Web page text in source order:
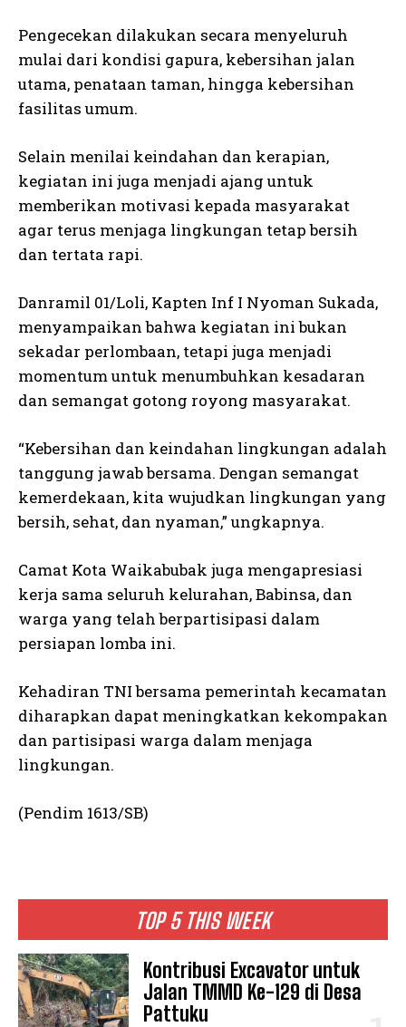
TOP 5 THIS WEEK
Kontribusi Excavator untuk
Jalan TMMD Ke-129 di Desa
Pattuku
Pengecekan dilakukan secara menyeluruh
mulai dari kondisi gapura, kebersihan jalan
utama, penataan taman, hingga kebersihan
fasilitas umum.
Selain menilai keindahan dan kerapian,
kegiatan ini juga menjadi ajang untuk
memberikan motivasi kepada masyarakat
agar terus menjaga lingkungan tetap bersih
dan tertata rapi.
Danramil 01/Loli, Kapten Inf I Nyoman Sukada,
menyampaikan bahwa kegiatan ini bukan
sekadar perlombaan, tetapi juga menjadi
momentum untuk menumbuhkan kesadaran
dan semangat gotong royong masyarakat.
“Kebersihan dan keindahan lingkungan adalah
tanggung jawab bersama. Dengan semangat
kemerdekaan, kita wujudkan lingkungan yang
bersih, sehat, dan nyaman,” ungkapnya.
Camat Kota Waikabubak juga mengapresiasi
kerja sama seluruh kelurahan, Babinsa, dan
warga yang telah berpartisipasi dalam
persiapan lomba ini.
Kehadiran TNI bersama pemerintah kecamatan
diharapkan dapat meningkatkan kekompakan
dan partisipasi warga dalam menjaga
lingkungan.
(Pendim 1613/SB)